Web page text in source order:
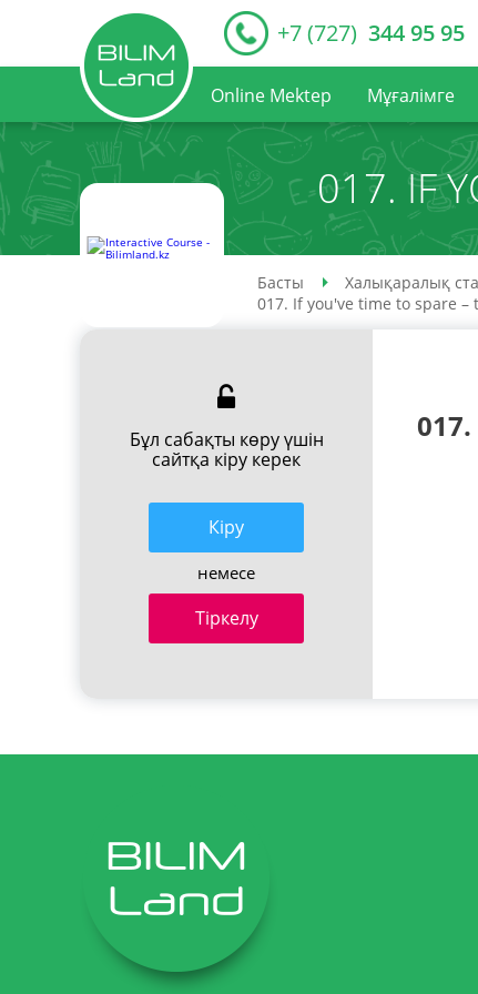
+7 (727) 344 95 95
Online Mektep Мұғалімге
017. IF
Басты Халықаралық
017. If you've time to spare –
Бұл сабақты көру үшін
сайтқа кіру керек
Кiру
немесе
Тіркелу